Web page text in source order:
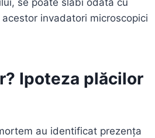
invadatori microscopici
Ipoteza plăcilor
au identificat prezența